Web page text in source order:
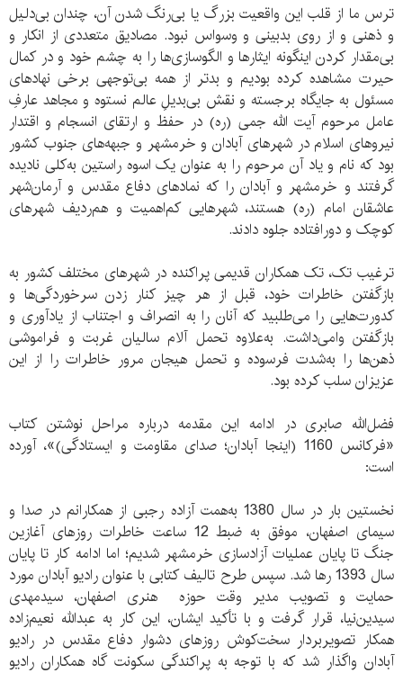
ترس ما از قلب این واقعیت بزرگ یا بی‌رنگ شدن آن، چندان بی‌دلیل
و ذهنی و از روی بدبینی و وسواس نبود. مصادیق متعددی از انکار و
بی‌مقدار کردن اینگونه ایثارها و الگوسازی‌ها را به چشم خود و در کمال
حیرت مشاهده کرده بودیم و بدتر از همه بی‌توجهی برخی نهادهای
مسئول به جایگاه برجسته و نقش بی‌بدیلِ عالم نستوه و مجاهد عارفِ
عامل مرحوم آیت الله جمی (ره) در حفظ و ارتقای انسجام و اقتدار
نیروهای اسلام در شهرهای آبادان و خرمشهر و جبهه‌های جنوب کشور
بود که نام و یاد آن مرحوم را به عنوان یک اسوه راستین به‌کلی نادیده
گرفتند و خرمشهر و آبادان را که نمادهای دفاع مقدس و آرمان‌شهر
عاشقان امام (ره) هستند، شهرهایی کم‌اهمیت و هم‌ردیف شهرهای
کوچک و دورافتاده جلوه دادند.
ترغیب تک، تک همکاران قدیمی پراکنده در شهرهای مختلف کشور به
بازگفتن خاطرات خود، قبل از هر چیز کنار زدن سرخوردگی‌ها و
کدورت‌هایی را می‌طلبید که آنان را به انصراف و اجتناب از یادآوری و
بازگفتن وامی‌داشت. به‌علاوه تحمل آلام سالیان غربت و فراموشی
ذهن‌ها را به‌شدت فرسوده و تحمل هیجان مرور خاطرات را از این
عزیزان سلب کرده بود.
فضل‌الله صابری در ادامه این مقدمه درباره مراحل نوشتن کتاب
«فرکانس 1160 (اینجا آبادان؛ صدای مقاومت و ایستادگی)»، آورده
است:
نخستین بار در سال 1380 به‌همت آزاده رجبی از همکارانم در صدا و
سیمای اصفهان، موفق به ضبط 12 ساعت خاطرات روزهای آغازین
جنگ تا پایان عملیات آزادسازی خرمشهر شدیم؛ اما ادامه کار تا پایان
سال 1393 رها شد. سپس طرح تالیف کتابی با عنوان رادیو آبادان مورد
حمایت و تصویب مدیر وقت حوزه هنری اصفهان، سیدمهدی
سیدین‌نیا، قرار گرفت و با تأکید ایشان، این کار به عبدالله نعیم‌زاده
همکار تصویربردار سخت‌کوش روزهای دشوار دفاع مقدس در رادیو
آبادان واگذار شد که با توجه به پراکندگی سکونت گاه همکاران رادیو